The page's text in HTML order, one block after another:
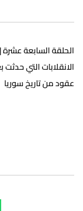
الحلقة السابعة
الانقلابات التي حدثت
عقود من تاريخ سوريا